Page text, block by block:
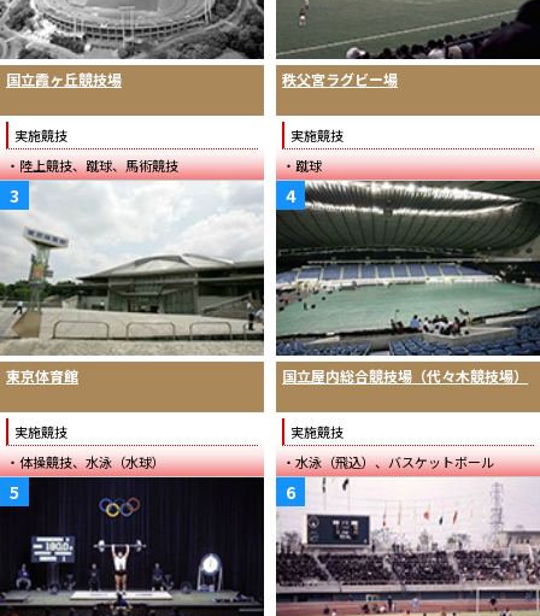
国立霞ヶ丘競技場
実施競技
・陸上競技、蹴球、馬術競技
秩父宮ラグビー場
実施競技
・蹴球
3
東京体育館
実施競技
・体操競技、水泳（水球）
4
国立屋内総合競技場（代々木競技場）
実施競技
・水泳（飛込）、バスケットボール
5 6